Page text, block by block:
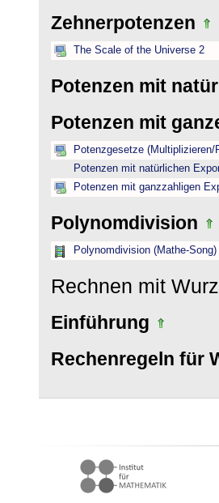
Zehnerpotenzen
The Scale of the Universe 2
Potenzen mit
Potenzen mit
Potenzgesetze (Multiplizieren/
Potenzen mit natürlichen
Potenzen mit ganzzahligen
Polynomdivision
Polynomdivision (Mathe-Song)
Rechnen mit
Einführung
Rechenregeln für